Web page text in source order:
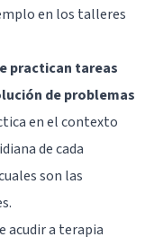
en los talleres
practican tareas
de problemas
en el contexto
de cada
son las
acudir a terapia